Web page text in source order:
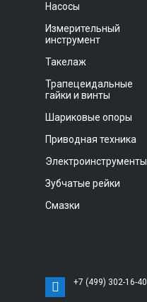
Насосы
Измерительный
инструмент
Такелаж
Трапецеидальные
гайки и винты
Шариковые опоры
Приводная техника
Электроинструменты
Зубчатые рейки
Смазки
+7 (499) 302-16-40